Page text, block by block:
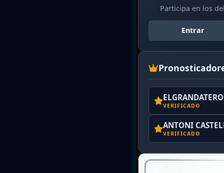
Participa en los
Entrar
VERIFICADO
ANTONI
VERIFICADO